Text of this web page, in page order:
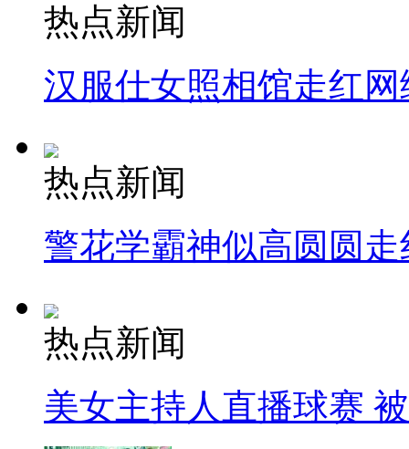
热点新闻
汉服仕女照相馆走红网
热点新闻
警花学霸神似高圆圆走
热点新闻
美女主持人直播球赛